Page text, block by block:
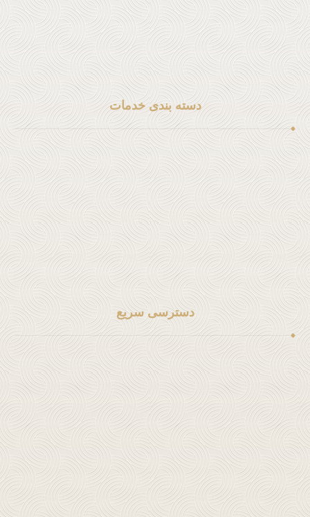
آدرس ایمیل : info@sohi.law
دسته بندی خدمات
خدمات مهاجرتی
خدمات حقوقی شرکت ها
خدمات جنایی و کیفری
خدمات بنگاه معاملات ملکی
خدمات حقوقی خانواده
سایر خدمات حقوقی
دسترسی سریع
لینک شماره 1
لینک شماره 2
لینک شماره 3
لینک شماره 4
لینک شماره 5
لینک شماره 6